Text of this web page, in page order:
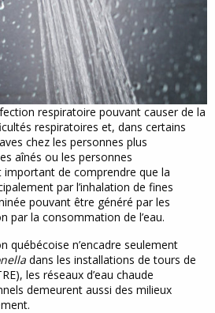
respiratoire pouvant causer de la
respiratoires et, dans certains
chez les personnes plus
aînés ou les personnes
de comprendre que la
par l’inhalation de fines
pouvant être généré par les
par la consommation de l’eau.
québécoise n’encadre seulement
dans les installations de tours de
les réseaux d’eau chaude
demeurent aussi des milieux